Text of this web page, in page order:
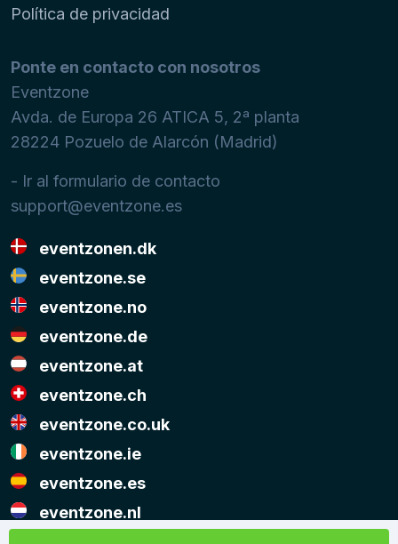
Política de privacidad
Ponte en contacto con nosotros
Eventzone
Avda. de Europa 26 ATICA 5, 2ª planta
28224 Pozuelo de Alarcón (Madrid)
- Ir al formulario de contacto
support@eventzone.es
eventzonen.dk
eventzone.se
eventzone.no
eventzone.de
eventzone.at
eventzone.ch
eventzone.co.uk
eventzone.ie
eventzone.es
eventzone.nl